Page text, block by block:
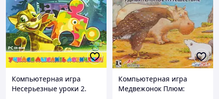
Компьютерная игра
Несерьезные уроки 2.
Компьютерная игра
Медвежонок Плюм: